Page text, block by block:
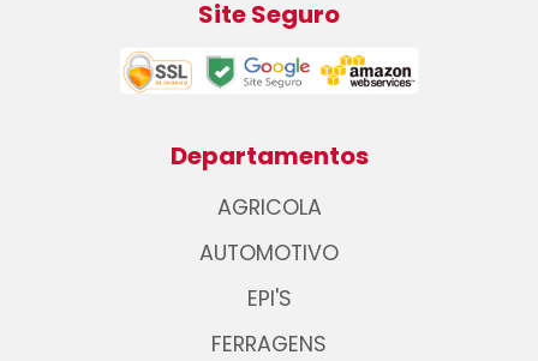
Site Seguro
Departamentos
AGRICOLA
AUTOMOTIVO
EPI'S
FERRAGENS